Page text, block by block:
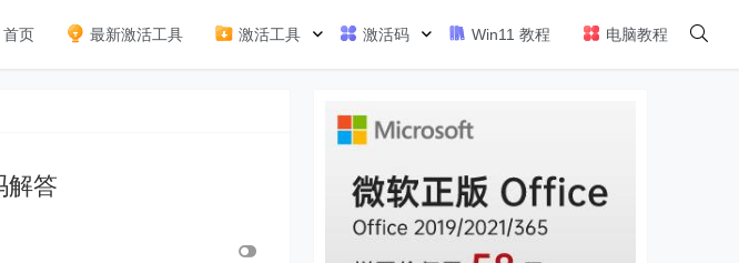
首页 最新激活工具 激活工具 激活码 Win11 教程 电脑教程
解答